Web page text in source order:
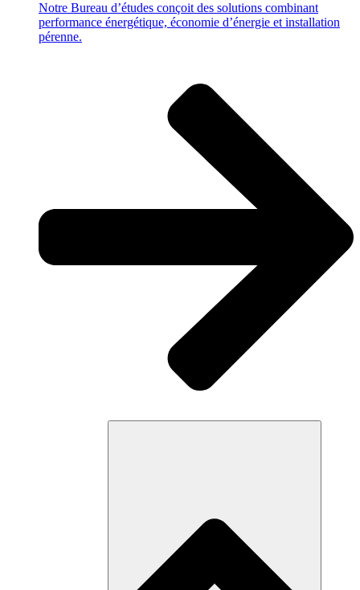
Notre Bureau d’études conçoit des solutions combinant
performance énergétique, économie d’énergie et installation
pérenne.